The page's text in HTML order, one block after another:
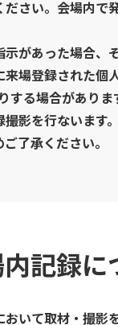
さい。会場内
があった場合、
場登録された
する場合があり
影を行ないま
了承ください。
記録に
いて取材・撮影